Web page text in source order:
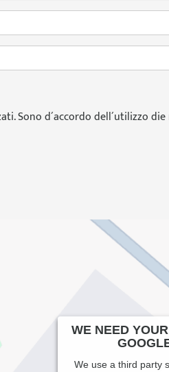
Sono d´accordo dell´utilizzo
WE NEED
We use a third party